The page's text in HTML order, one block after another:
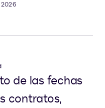
de las fechas
contratos,